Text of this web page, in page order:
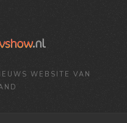
WEBSITE VAN